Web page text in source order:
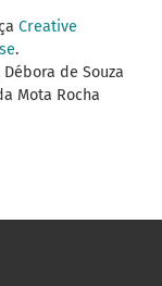
Creative
.
de Souza
Mota Rocha